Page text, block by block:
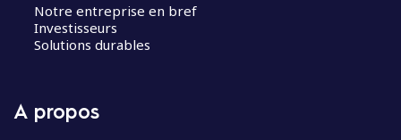
Notre entreprise en bref
Investisseurs
Solutions durables
A propos